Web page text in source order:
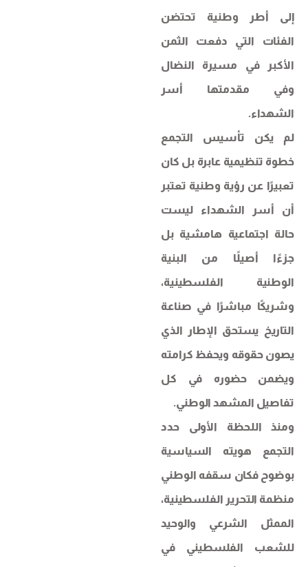
إلى أطر وطنية تحتضن
الفئات التي دفعت الثمن
الأكبر في مسيرة النضال
وفي مقدمتها أسر
الشهداء.
لم يكن تأسيس التجمع
خطوة تنظيمية عابرة بل كان
تعبيرًا عن رؤية وطنية تعتبر
أن أسر الشهداء ليست
حالة اجتماعية هامشية بل
جزءًا أصيلًا من البنية
الوطنية الفلسطينية،
وشريكًا مباشرًا في صناعة
التاريخ يستحق الإطار الذي
يصون حقوقه ويحفظ كرامته
ويضمن حضوره في كل
تفاصيل المشهد الوطني.
ومنذ اللحظة الأولى حدد
التجمع هويته السياسية
بوضوح فكان سقفه الوطني
منظمة التحرير الفلسطينية،
الممثل الشرعي والوحيد
للشعب الفلسطيني في